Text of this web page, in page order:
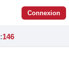
Connexion
:146